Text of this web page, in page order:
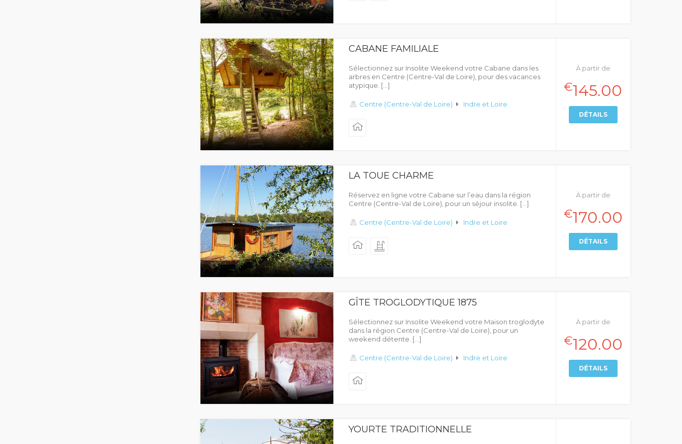
CABANE FAMILIALE
Sélectionnez sur Insolite Weekend votre Cabane dans les
arbres en Centre (Centre-Val de Loire), pour des vacances
atypique. […]
Centre (Centre-Val de Loire) Indre et Loire
À partir de
€145.00
DÉTAILS
LA TOUE CHARME
Réservez en ligne votre Cabane sur l’eau dans la région
Centre (Centre-Val de Loire), pour un séjour insolite. […]
Centre (Centre-Val de Loire) Indre et Loire
À partir de
€170.00
DÉTAILS
GÎTE TROGLODYTIQUE 1875
Sélectionnez sur Insolite Weekend votre Maison troglodyte
dans la région Centre (Centre-Val de Loire), pour un
weekend détente. […]
Centre (Centre-Val de Loire) Indre et Loire
À partir de
€120.00
DÉTAILS
YOURTE TRADITIONNELLE